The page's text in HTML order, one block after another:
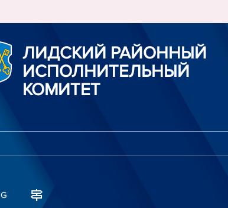
ЛИДСКИЙ РАЙОННЫЙ
ИСПОЛНИТЕЛЬНЫЙ
КОМИТЕТ